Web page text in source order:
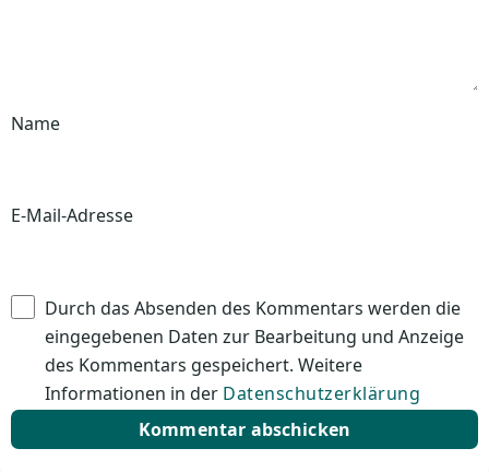
Name
E-Mail-Adresse
Durch das Absenden des Kommentars werden die
eingegebenen Daten zur Bearbeitung und Anzeige
des Kommentars gespeichert. Weitere
Informationen in der Datenschutzerklärung